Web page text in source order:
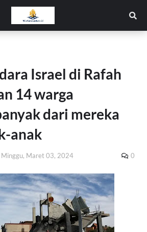
Israel di Rafah
14 warga
dari mereka
anak
Minggu, Maret 03, 2024 0